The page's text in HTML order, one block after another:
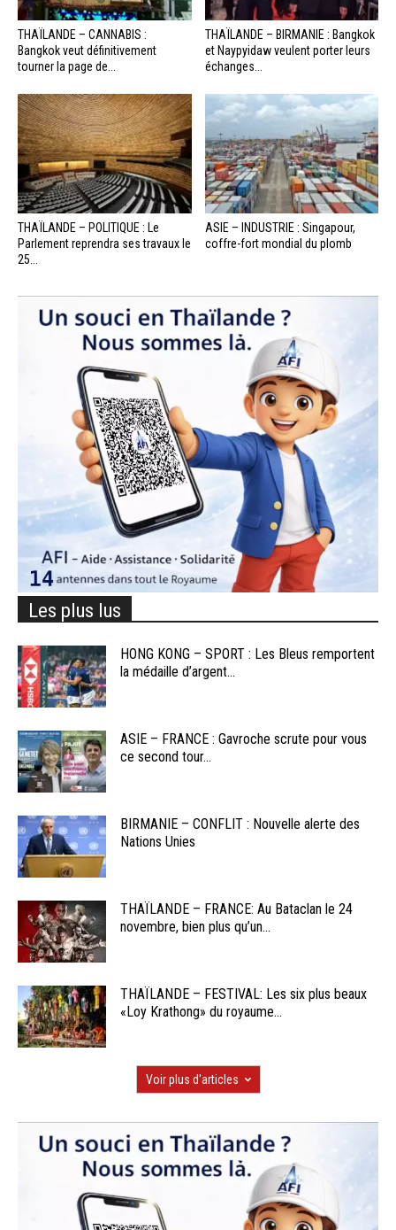
THAÏLANDE – CANNABIS :
Bangkok veut définitivement
tourner la page de...
THAÏLANDE – BIRMANIE : Bangkok
et Naypyidaw veulent porter leurs
échanges...
THAÏLANDE – POLITIQUE : Le
Parlement reprendra ses travaux le
25...
ASIE – INDUSTRIE : Singapour,
coffre-fort mondial du plomb
Les plus lus
HONG KONG – SPORT : Les Bleus remportent
la médaille d’argent...
ASIE – FRANCE : Gavroche scrute pour vous
ce second tour...
BIRMANIE – CONFLIT : Nouvelle alerte des
Nations Unies
THAÏLANDE – FRANCE: Au Bataclan le 24
novembre, bien plus qu’un...
THAÏLANDE – FESTIVAL: Les six plus beaux
«Loy Krathong» du royaume...
Voir plus d'articles